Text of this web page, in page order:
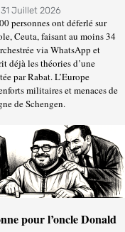
31 Juillet 2026
personnes ont déferlé sur
Ceuta, faisant au moins 34
via WhatsApp et
déjà les théories d’une
par Rabat. L’Europe
militaires et menaces de
de Schengen.
pour l’oncle Donald